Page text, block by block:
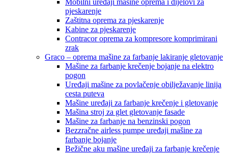
Mobilni uređaji mašine oprema i dijelovi za
pjeskarenje
Zaštitna oprema za pjeskarenje
Kabine za pjeskarenje
Contracor oprema za kompresore komprimirani
zrak
Graco – oprema mašine za farbanje lakiranje gletovanje
Mašine za farbanje krečenje bojanje na elektro
pogon
Uređaji mašine za povlačenje obilježavanje linija
cesta puteva
Mašine uređaji za farbanje krečenje i gletovanje
Mašina stroj za glet gletovanje fasade
Mašine za farbanje na benzinski pogon
Bezzračne airless pumpe uređaji mašine za
farbanje bojanje
Bežične aku mašine uređaji za farbanje krečenje